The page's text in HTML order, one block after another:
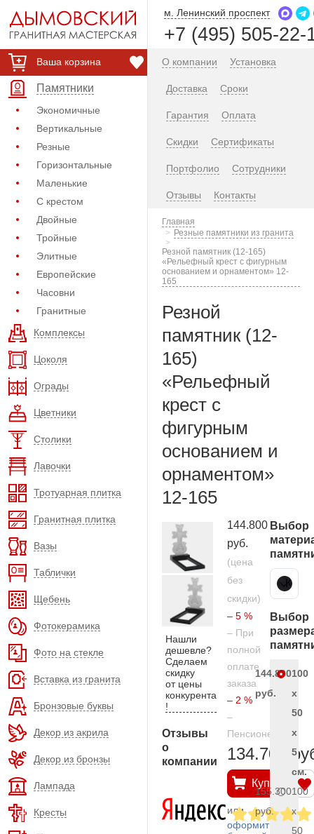
Ваша корзина
Памятники
Экономичные
Вертикальные
Резные
Горизонтальные
Маленькие
С крестом
Двойные
Тройные
Элитные
Европейские
Часовни
Гранитные
Комплексы
Цоколя
Ограды
Цветники
Столики
Лавочки
Тротуарная плитка
Гранитная плитка
Вазы
Таблички
Щебень
Фотокерамика
Фото на стекле
Вставка из гранита
Бронзовые буквы
Декор из акрила
Декор из бронзы
Лампада
Кресты
м. Ленинский проспект
+7 (495) 505-22-
О компании Установка
Доставка Сроки
Гарантия Оплата
Скидки Сертификаты
Портфолио Сотрудники
Отзывы Контакты
Главная
Резные памятники из гранита
Резной памятник (12-165)
«Рельефный крест с фигурным
основанием и орнаментом» 12-
165
Резной
памятник (12-
165)
«Рельефный
крест с
фигурным
основанием и
орнаментом»
12-165
Нашли
дешевле?
Сделаем
скидку
от цены
конкурента
!
Отзывы
о
компании
144.800
руб.
(цена
без
скидки)
– 5 %
– При
полной
оплате
заказа
– 2 %
–
Пенсионерам
134.700
Купить
или
оформить
Выбор
Карельский гранит
Выбор
144.800
руб.
100
x
50
x
5
см.
155.300
руб.
100
x
50